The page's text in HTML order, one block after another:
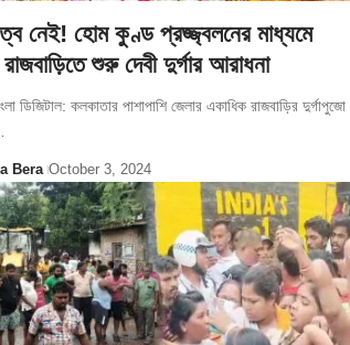
নেই! হোম কুণ্ড প্রজ্জ্বলনের মাধ্যমে
শুরু দেবী দুর্গার আরাধনা
ডিজিটাল: কলকাতার পাশাপাশি জেলার একাধিক রাজবাড়ির দুর্গাপুজো
Bera October 3, 2024